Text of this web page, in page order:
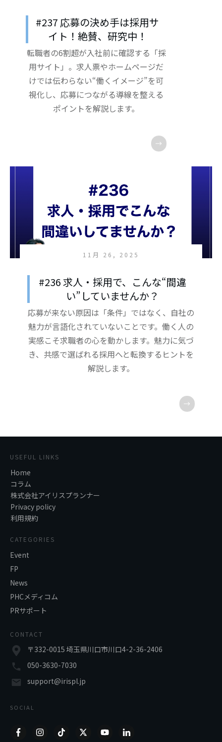
#237 応募の決め手は採用サ
イト！絶賛、研究中！
転職者の6割超が入社前に確認する「採
用サイト」。求人票やホームページだ
けでは伝わらない“働くイメージ”を可
視化し、応募につながる導線を整える
ポイントを解説します。
11月 26, 2025
#236 求人・採用で、こんな“間違
い”していませんか？
応募が来ない原因は「条件」ではなく、自社の
魅力が言語化されていないことです。働く人の
実感こそ求職者の心を動かします。魅力に気づ
き、共感で選ばれる採用へと転換するヒントを
解説します。
USEFUL LINKS
Home
コラム
株式会社アイリスプランナー
Privacy policy
利用規約
CATEGORIES
Event
FP
News
PHCメディコム
PRサポート
CONTACT
〒332-0015 埼玉県川口市川口4-2-36-2406
050-3630-7030
support@irispl.jp
SOCIAL